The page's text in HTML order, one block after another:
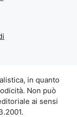
in quanto
Non può
ai sensi